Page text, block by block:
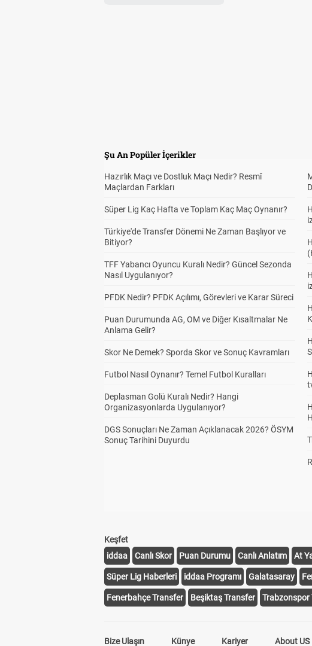
Şu An Popüler İçerikler
Hazırlık Maçı ve Dostluk Maçı Nedir? Resmî
Maçlardan Farkları
Süper Lig Kaç Hafta ve Toplam Kaç Maç Oynanır?
Türkiye'de Transfer Dönemi Ne Zaman Başlıyor ve
Bitiyor?
TFF Yabancı Oyuncu Kuralı Nedir? Güncel Sezonda
Nasıl Uygulanıyor?
PFDK Nedir? PFDK Açılımı, Görevleri ve Karar Süreci
Puan Durumunda AG, OM ve Diğer Kısaltmalar Ne
Anlama Gelir?
Skor Ne Demek? Sporda Skor ve Sonuç Kavramları
Futbol Nasıl Oynanır? Temel Futbol Kuralları
Deplasman Golü Kuralı Nedir? Hangi
Organizasyonlarda Uygulanıyor?
DGS Sonuçları Ne Zaman Açıklanacak 2026? ÖSYM
Sonuç Tarihini Duyurdu
Keşfet
iddaa
Canlı Skor Puan Durumu Canlı Anlatım At
Süper Lig Haberleri iddaa Programı Galatasaray
Fenerbahçe Transfer Beşiktaş Transfer Trabzonspor
Bize Ulaşın Künye Kariyer About US